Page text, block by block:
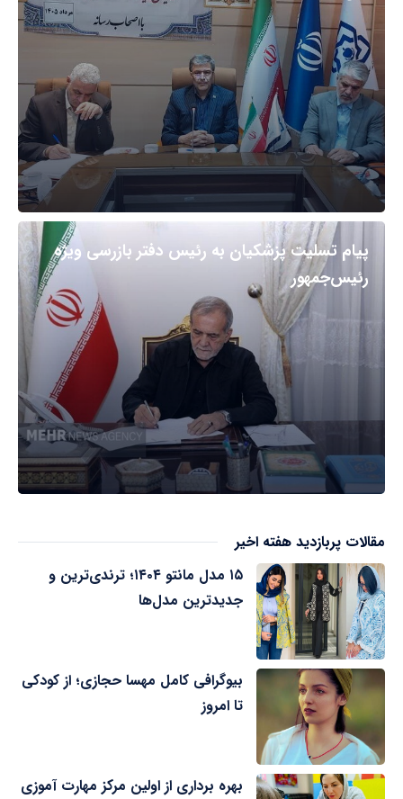
پیام تسلیت پزشکیان به رئیس دفتر بازرسی ویژه
رئیس‌جمهور
مقالات پربازدید هفته اخیر
۱۵ مدل مانتو ۱۴۰۴؛ ترندی‌ترین و
جدیدترین مدل‌ها
بیوگرافی کامل مهسا حجازی؛ از کودکی
تا امروز
بهره برداری از اولین مرکز مهارت آموزی